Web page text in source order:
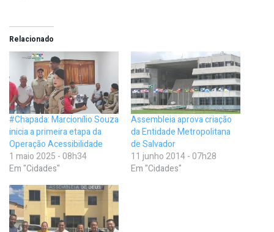
Relacionado
#Chapada: Marcionílio Souza
inicia a primeira etapa da
Operação Acessibilidade
1 maio 2025 - 08h34
Em "Cidades"
Assembleia aprova criação
da Entidade Metropolitana
de Salvador
11 junho 2014 - 07h28
Em "Cidades"